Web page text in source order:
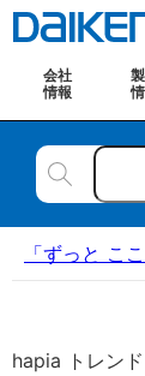
会社
情報
「ずっと こ
hapia トレン